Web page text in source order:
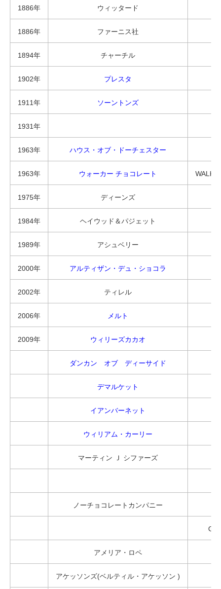
1886年 ウィッタード
1886年 ファーニス社
1894年 チャーチル
1902年 プレスタ
1911年 ソーントンズ
1931年
1963年 ハウス・オブ・ドーチェスター
1963年 ウォーカー チョコレート
1975年 ディーンズ
1984年 ヘイウッド＆パジェット
1989年 アシュベリー
2000年 アルティザン・デュ・ショコラ
2002年 ティレル
2006年 メルト
2009年 ウィリーズカカオ
ダンカン オブ ディーサイド
デマルケット
イアンバーネット
ウィリアム・カーリー
マーティン Ｊ シファーズ
ノーチョコレートカンパニー
アメリア・ロペ
アケッソンズ(ベルティル・アケッソン )